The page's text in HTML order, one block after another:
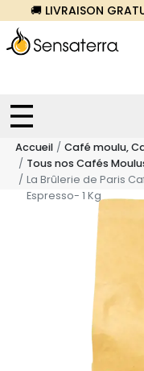
🚚 LIVRAISON
Accueil
Café moulu,
Tous nos Cafés
La Brûlerie de Paris
Espresso- 1 Kg